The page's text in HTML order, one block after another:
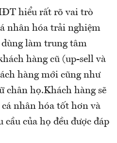
hiểu rất rõ vai trò
nhân hóa trải nghiệm
làm trung tâm
hàng cũ (up-sell và
hàng mới cũng như
chân họ.Khách hàng sẽ
nhân hóa tốt hơn và
của họ đều được đáp